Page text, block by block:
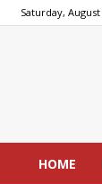
Saturday, August
HOME